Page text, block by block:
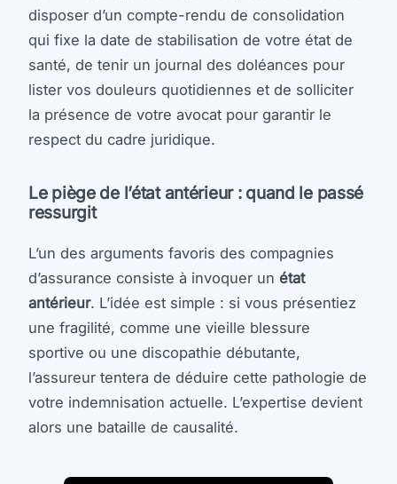
disposer d’un compte-rendu de consolidation
qui fixe la date de stabilisation de votre état de
santé, de tenir un journal des doléances pour
lister vos douleurs quotidiennes et de solliciter
la présence de votre avocat pour garantir le
respect du cadre juridique.
Le piège de l’état antérieur : quand le passé
ressurgit
L’un des arguments favoris des compagnies
d’assurance consiste à invoquer un état
antérieur. L’idée est simple : si vous présentiez
une fragilité, comme une vieille blessure
sportive ou une discopathie débutante,
l’assureur tentera de déduire cette pathologie de
votre indemnisation actuelle. L’expertise devient
alors une bataille de causalité.